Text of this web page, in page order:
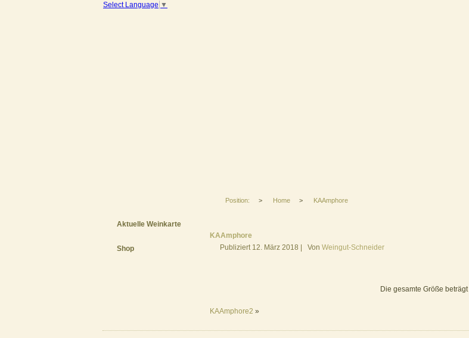
Select Language ▼
Aktuelle Weinkarte
Shop
Position: > Home > KAAmphore
KAAmphore
Publiziert 12. März 2018 Von Weingut-Schneider
Die gesamte Größe beträgt
KAAmphore2 »